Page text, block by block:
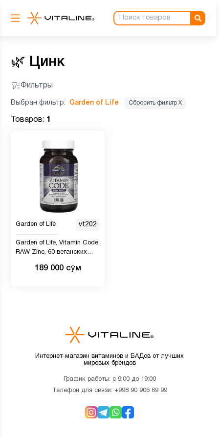
🌿 Цинк
Фильтры
Выбран фильтр: Garden of Life Сбросить фильтр Х
Товаров: 1
Garden of Life vt202
Garden of Life, Vitamin Code,
RAW Zinc, 60 веганских
189 000 сӯм
Интернет-магазин витаминов и БАДов от лучших
мировых брендов
График работы: с 9:00 до 19:00
Телефон для связи: +998 90 906 69 99